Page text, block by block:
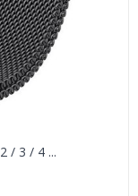
/ 3 / 4 ...